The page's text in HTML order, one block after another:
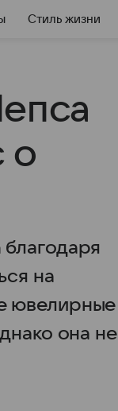
Стиль жизни
о
на
ювелирные
она не